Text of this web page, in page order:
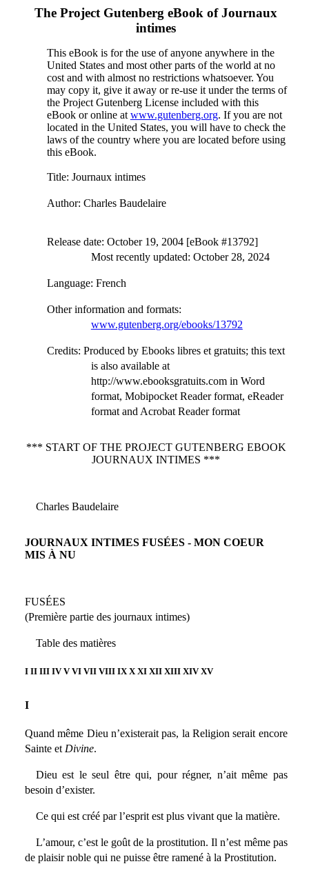
The Project Gutenberg eBook ofJournaux
intimes
This eBook is for the use of anyone anywhere in the
United States and most other parts of the world at no
cost and with almost no restrictions whatsoever. You
may copy it, give it away or re-use it under the terms of
the Project Gutenberg License included with this
eBook or online at www.gutenberg.org. If you are not
located in the United States, you will have to check the
laws of the country where you are located before using
this eBook.
Title: Journaux intimes
Author: Charles Baudelaire
Release date: October 19, 2004 [eBook #13792]
Most recently updated: October 28, 2024
Language: French
Other information and formats:
www.gutenberg.org/ebooks/13792
Credits: Produced by Ebooks libres et gratuits; this text
is also available at
http://www.ebooksgratuits.com in Word
format, Mobipocket Reader format, eReader
format and Acrobat Reader format
*** START OF THE PROJECT GUTENBERG EBOOK
JOURNAUX INTIMES ***
Charles Baudelaire
JOURNAUX INTIMES FUSÉES - MON COEUR
MIS À NU
FUSÉES
(Première partie des journaux intimes)
Table des matières
I II III IV V VI VII VIII IX X XI XII XIII XIV XV
I
Quand même Dieu n’existerait pas, la Religion serait encore
Sainte etDivine.
Dieu est le seul être qui, pour régner, n’ait même pas
besoin d’exister.
Ce qui est créé par l’esprit est plus vivant que la matière.
L’amour, c’est le goût de la prostitution. Il n’est même pas
de plaisir noble qui ne puisse être ramené à la Prostitution.